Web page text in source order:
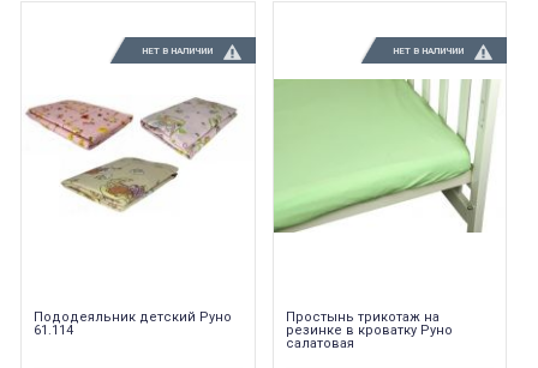
НЕТ В НАЛИЧИИ
Пододеяльник детский Руно
61.114
НЕТ В НАЛИЧИИ
Простынь трикотаж на
резинке в кроватку Руно
салатовая